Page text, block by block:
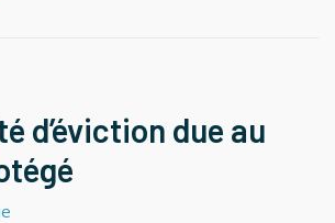
d’éviction due au